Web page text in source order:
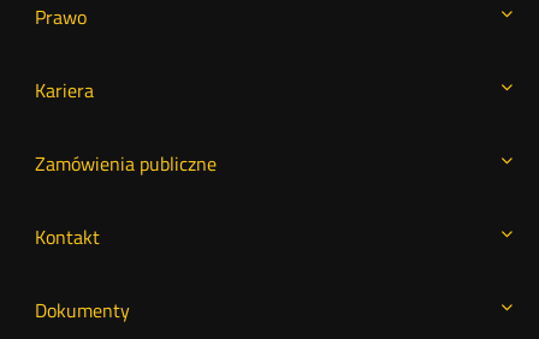
Prawo
Kariera
Zamówienia publiczne
Kontakt
Dokumenty